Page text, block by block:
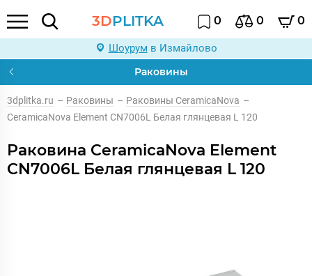
3DPLITKA 0 0 0
Шоурум в Измайлово
Раковины
3dplitka.ru – Раковины – Раковины CeramicaNova –
CeramicaNova Element CN7006L Белая глянцевая L 120
Раковина CeramicaNova Element
CN7006L Белая глянцевая L 120